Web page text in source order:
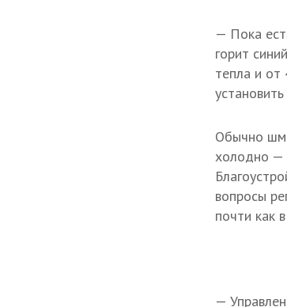
— Пока
горит
тепла и
Обычно
холодно —
вопросы
почти как
—